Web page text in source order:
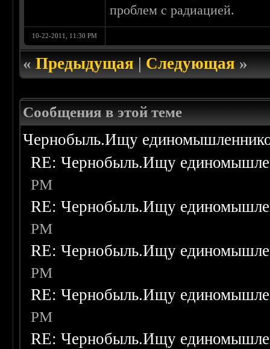
проблем с радиацией.
10-22-2011, 11:30 PM
«Предыдущая|Следующая»
Сообщения в этой теме
Чернобыль.Ищу
RE: Чернобыль.Ищу
PM
RE: Чернобыль.Ищу
PM
RE: Чернобыль.Ищу
PM
RE: Чернобыль.Ищу
PM
RE: Чернобыль.Ищу